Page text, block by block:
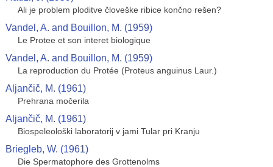
Ali je problem ploditve človeške ribice končno rešen?
Vandel, A. and Bouillon, M. (1959)
Le Protee et son interet biologique
Vandel, A. and Bouillon, M. (1959)
La reproduction du Protée (Proteus anguinus Laur.)
Aljančič, M. (1961)
Prehrana močerila
Aljančič, M. (1961)
Biospeleološki laboratorij v jami Tular pri Kranju
Briegleb, W. (1961)
Die Spermatophore des Grottenolms